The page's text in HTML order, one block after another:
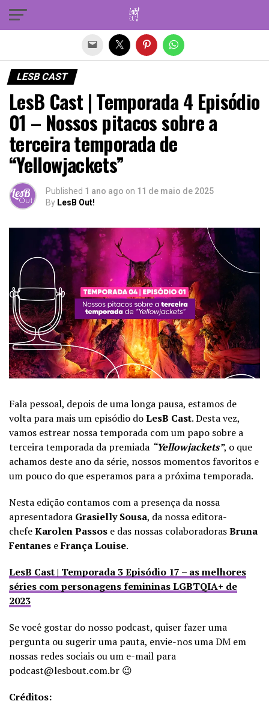
LESB CAST
LesB Cast | Temporada 4 Episódio
01 – Nossos pitacos sobre a
terceira temporada de
“Yellowjackets”
Published 1 ano ago on 11 de maio de 2025
By LesB Out!
Fala pessoal, depois de uma longa pausa, estamos de
volta para mais um episódio doLesB Cast. Desta vez,
vamos estrear nossa temporada com um papo sobre a
terceira temporada da premiada “Yellowjackets”, o que
achamos deste ano da série, nossos momentos favoritos e
um pouco do que esperamos para a próxima temporada.
Nesta edição contamos com a presença da nossa
apresentadora Grasielly Sousa, da nossa editora-
chefeKarolen Passos e das nossas colaboradorasBruna
Fentanes eFrança Louise.
LesB Cast | Temporada 3 Episódio 17 – as melhores
séries com personagens femininas LGBTQIA+ de
2023
Se você gostar do nosso podcast, quiser fazer uma
pergunta ou sugerir uma pauta, envie-nos uma DM em
nossas redes sociais ou um e-mail para
podcast@lesbout.com.br 😉
Créditos:
Sair da versão mobile